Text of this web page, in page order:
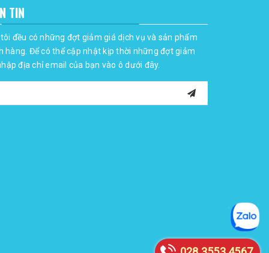
TIN
đều có những đợt giảm giá dịch vụ và sản phẩm
hàng. Để có thể cập nhật kịp thời những đợt giảm
địa chỉ email của bạn vào ô dưới đây.